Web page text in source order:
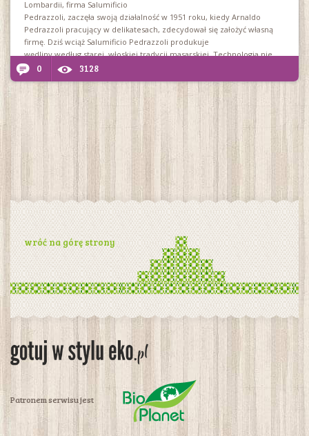
Lombardii, firma Salumificio
Pedrazzoli, zaczęła swoją działalność w 1951 roku, kiedy Arnaldo
Pedrazzoli pracujący w delikatesach, zdecydował się założyć własną
firmę. Dziś wciąż Salumificio Pedrazzoli produkuje
wędliny według starej, włoskiej tradycji masarskiej. Technologia nie
zastąpiła pracy rąk wykwalifikowanych rzemieślników i doskonałej
jakości surowców.
0 3128
wróć na górę strony
Patronem serwisu jest